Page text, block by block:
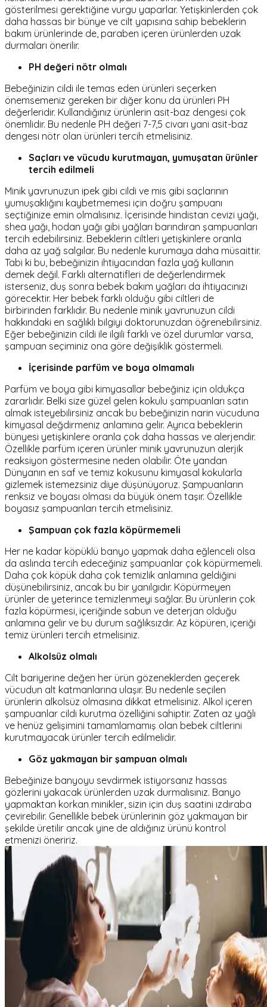
gösterilmesi gerektiğine vurgu yaparlar. Yetişkinlerden çok
daha hassas bir bünye ve cilt yapısına sahip bebeklerin
bakım ürünlerinde de, paraben içeren ürünlerden uzak
durmaları önerilir.
PH değeri nötr olmalı
Bebeğinizin cildi ile temas eden ürünleri seçerken
önemsemeniz gereken bir diğer konu da ürünleri PH
değerleridir. Kullandığınız ürünlerin asit-baz dengesi çok
önemlidir. Bu nedenle PH değeri 7-7,5 civarı yani asit-baz
dengesi nötr olan ürünleri tercih etmelisiniz.
Saçları ve vücudu kurutmayan, yumuşatan ürünler
tercih edilmeli
Minik yavrunuzun ipek gibi cildi ve mis gibi saçlarının
yumuşaklığını kaybetmemesi için doğru şampuanı
seçtiğinize emin olmalısınız. İçerisinde hindistan cevizi yağı,
shea yağı, hodan yağı gibi yağları barındıran şampuanları
tercih edebilirsiniz. Bebeklerin ciltleri yetişkinlere oranla
daha az yağ salgılar. Bu nedenle kurumaya daha müsaittir.
Tabi ki bu, bebeğinizin ihtiyacından fazla yağ kullanın
demek değil. Farklı alternatifleri de değerlendirmek
isterseniz, duş sonra bebek bakım yağları da ihtiyacınızı
görecektir. Her bebek farklı olduğu gibi ciltleri de
birbirinden farklıdır. Bu nedenle minik yavrunuzun cildi
hakkındaki en sağlıklı bilgiyi doktorunuzdan öğrenebilirsiniz.
Eğer bebeğinizin cildi ile ilgili farklı ve özel durumlar varsa,
şampuan seçiminiz ona göre değişiklik göstermeli.
İçerisinde parfüm ve boya olmamalı
Parfüm ve boya gibi kimyasallar bebeğiniz için oldukça
zararlıdır. Belki size güzel gelen kokulu şampuanları satın
almak isteyebilirsiniz ancak bu bebeğinizin narin vücuduna
kimyasal değdirmeniz anlamına gelir. Ayrıca bebeklerin
bünyesi yetişkinlere oranla çok daha hassas ve alerjendir.
Özellikle parfüm içeren ürünler minik yavrunuzun alerjik
reaksiyon göstermesine neden olabilir. Öte yandan
Dünyanın en saf ve temiz kokusunu kimyasal kokularla
gizlemek istemezsiniz diye düşünüyoruz. Şampuanların
renksiz ve boyası olması da büyük önem taşır. Özellikle
boyasız şampuanları tercih etmelisiniz.
Şampuan çok fazla köpürmemeli
Her ne kadar köpüklü banyo yapmak daha eğlenceli olsa
da aslında tercih edeceğiniz şampuanlar çok köpürmemeli.
Daha çok köpük daha çok temizlik anlamına geldiğini
düşünebilirsiniz, ancak bu bir yanılgıdır. Köpürmeyen
ürünler de yeterince temizlenmeyi sağlar. Bu ürünlerin çok
fazla köpürmesi, içeriğinde sabun ve deterjan olduğu
anlamına gelir ve bu durum sağlıksızdır. Az köpüren, içeriği
temiz ürünleri tercih etmelisiniz.
Alkolsüz olmalı
Cilt bariyerine değen her ürün gözeneklerden geçerek
vücudun alt katmanlarına ulaşır. Bu nedenle seçilen
ürünlerin alkolsüz olmasına dikkat etmelisiniz. Alkol içeren
şampuanlar cildi kurutma özelliğini sahiptir. Zaten az yağlı
ve henüz gelişimini tamamlamamış olan bebek ciltlerini
kurutmayacak ürünler tercih edilmelidir.
Göz yakmayan bir şampuan olmalı
Bebeğinize banyoyu sevdirmek istiyorsanız hassas
gözlerini yakacak ürünlerden uzak durmalısınız. Banyo
yapmaktan korkan minikler, sizin için duş saatini ızdıraba
çevirebilir. Genellikle bebek ürünlerinin göz yakmayan bir
şekilde üretilir ancak yine de aldığınız ürünü kontrol
etmenizi öneririz.